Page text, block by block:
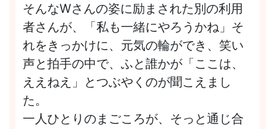
そんなWさんの姿に励まされた別の利用
者さんが、「私も一緒にやろうかね」そ
れをきっかけに、元気の輪ができ、笑い
声と拍手の中で、ふと誰かが「ここは、
ええねえ」とつぶやくのが聞こえまし
た。
一人ひとりのまごころが、そっと通じ合